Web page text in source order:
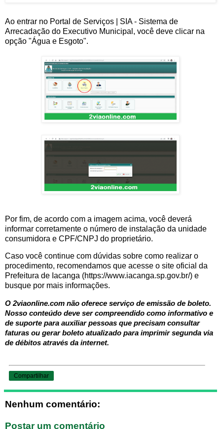
Ao entrar no Portal de Serviços | SIA - Sistema de
Arrecadação do Executivo Municipal, você deve clicar na
opção "Água e Esgoto".
Por fim, de acordo com a imagem acima, você deverá
informar corretamente o número de instalação da unidade
consumidora e CPF/CNPJ do proprietário.
Caso você continue com dúvidas sobre como realizar o
procedimento, recomendamos que acesse o site oficial da
Prefeitura de Iacanga (https://www.iacanga.sp.gov.br/) e
busque por mais informações.
O 2viaonline.com não oferece serviço de emissão de boleto.
Nosso conteúdo deve ser compreendido como informativo e
de suporte para auxiliar pessoas que precisam consultar
faturas ou gerar boleto atualizado para imprimir segunda via
de débitos através da internet.
Compartilhar
Nenhum comentário:
Postar um comentário